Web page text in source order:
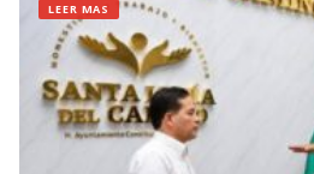
LEER MAS